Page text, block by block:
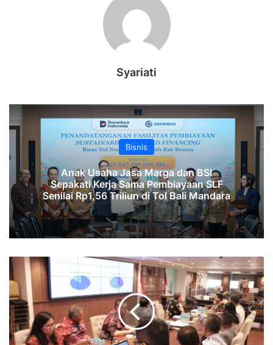
Syariati
Bisnis
Anak Usaha Jasa Marga dan BSI
Sepakati Kerja Sama Pembiayaan SLF
‎Senilai Rp1,56 Triliun di Tol Bali Mandara‎‎
Maruarar
Sirait
Ungkap
Peran
Colliers
International
Indonesia